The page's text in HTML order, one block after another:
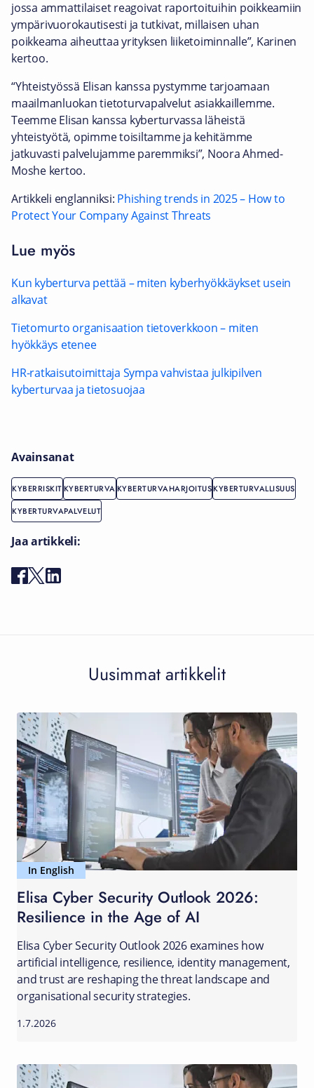
jossa ammattilaiset reagoivat raportoituihin poikkeamiin
ympärivuorokautisesti ja tutkivat, millaisen uhan
poikkeama aiheuttaa yrityksen liiketoiminnalle”, Karinen
kertoo.
“Yhteistyössä Elisan kanssa pystymme tarjoamaan
maailmanluokan tietoturvapalvelut asiakkaillemme.
Teemme Elisan kanssa kyberturvassa läheistä
yhteistyötä, opimme toisiltamme ja kehitämme
jatkuvasti palvelujamme paremmiksi”, Noora Ahmed-
Moshe kertoo.
Artikkeli englanniksi: Phishing trends in 2025 – How to
Protect Your Company Against Threats
Lue myös
Kun kyberturva pettää – miten kyberhyökkäykset usein
alkavat
Tietomurto organisaation tietoverkkoon – miten
hyökkäys etenee
HR-ratkaisutoimittaja Sympa vahvistaa julkipilven
kyberturvaa ja tietosuojaa
Avainsanat
KYBERRISKITKYBERTURVAKYBERTURVAHARJOITUSKYBERTURVALLISUUS
KYBERTURVAPALVELUT
Jaa artikkeli:
Uusimmat artikkelit
In English
Elisa Cyber Security Outlook 2026:
Resilience in the Age of AI
Elisa Cyber Security Outlook 2026 examines how
artificial intelligence, resilience, identity management,
and trust are reshaping the threat landscape and
organisational security strategies.
1.7.2026